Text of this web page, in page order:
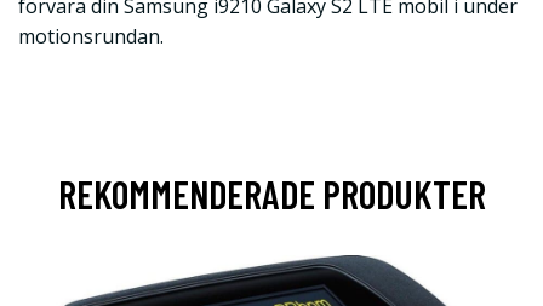
förvara din Samsung i9210 Galaxy S2 LTE mobil i under
motionsrundan.
REKOMMENDERADE PRODUKTER